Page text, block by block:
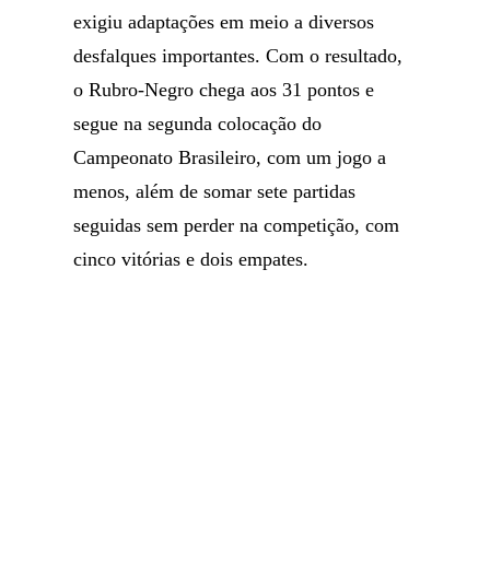
exigiu adaptações em meio a diversos
desfalques importantes. Com o resultado,
o Rubro-Negro chega aos 31 pontos e
segue na segunda colocação do
Campeonato Brasileiro, com um jogo a
menos, além de somar sete partidas
seguidas sem perder na competição, com
cinco vitórias e dois empates.